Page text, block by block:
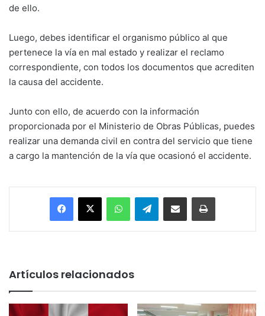
de ello.
Luego, debes identificar el organismo público al que
pertenece la vía en mal estado y realizar el reclamo
correspondiente, con todos los documentos que acrediten
la causa del accidente.
Junto con ello, de acuerdo con la información
proporcionada por el Ministerio de Obras Públicas, puedes
realizar una demanda civil en contra del servicio que tiene
a cargo la mantención de la vía que ocasionó el accidente.
Facebook
X WhatsAppTelegramEnviar vía email Imprimir
Artículos relacionados